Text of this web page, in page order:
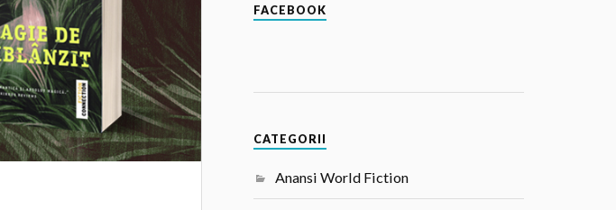
FACEBOOK
CATEGORII
Anansi World Fiction